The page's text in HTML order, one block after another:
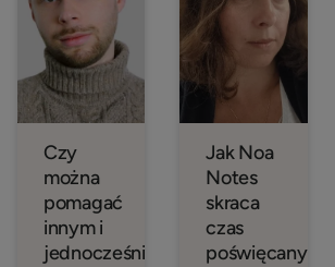
Czy
można
pomagać
innym i
jednocześnie
Jak Noa
Notes
skraca
czas
poświęcany